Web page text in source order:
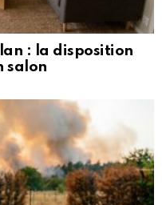
: la disposition
salon